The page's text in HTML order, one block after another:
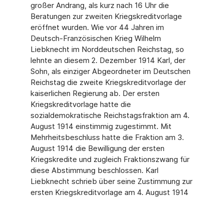
großer Andrang, als kurz nach 16 Uhr die
Beratungen zur zweiten Kriegskreditvorlage
eröffnet wurden. Wie vor 44 Jahren im
Deutsch-Französischen Krieg Wilhelm
Liebknecht im Norddeutschen Reichstag, so
lehnte an diesem 2. Dezember 1914 Karl, der
Sohn, als einziger Abgeordneter im Deutschen
Reichstag die zweite Kriegskreditvorlage der
kaiserlichen Regierung ab. Der ersten
Kriegskreditvorlage hatte die
sozialdemokratische Reichstagsfraktion am 4.
August 1914 einstimmig zugestimmt. Mit
Mehrheitsbeschluss hatte die Fraktion am 3.
August 1914 die Bewilligung der ersten
Kriegskredite und zugleich Fraktionszwang für
diese Abstimmung beschlossen. Karl
Liebknecht schrieb über seine Zustimmung zur
ersten Kriegskreditvorlage am 4. August 1914